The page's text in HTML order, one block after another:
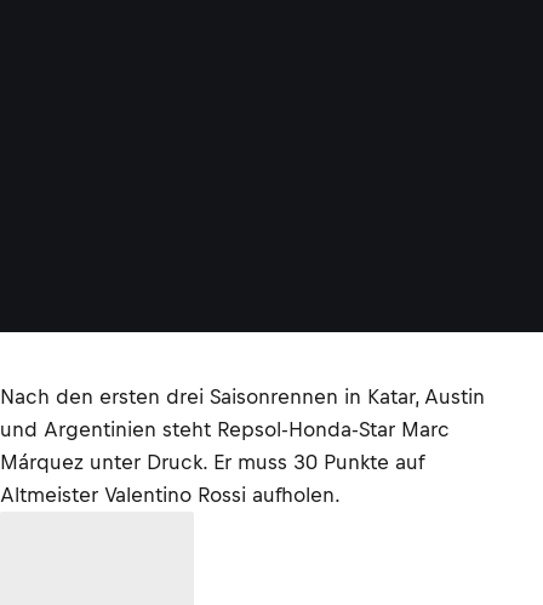
Nach den ersten drei Saisonrennen in Katar, Austin
und Argentinien steht Repsol-Honda-Star Marc
Márquez unter Druck. Er muss 30 Punkte auf
Altmeister Valentino Rossi aufholen.